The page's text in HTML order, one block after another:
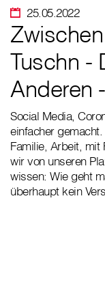
25.05.2022
Tuschn -
Anderen
Social Media,
einfacher
Familie, Arbeit, mit
wir von unseren
wissen: Wie geht
überhaupt kein